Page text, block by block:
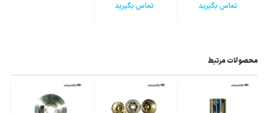
تماس بگیرید تماس بگیرید
محصولات مرتبط